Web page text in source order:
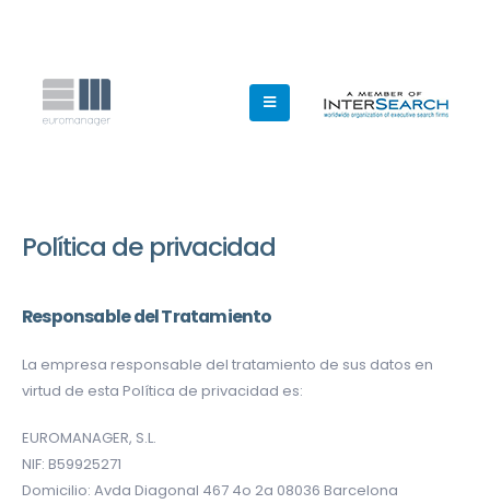
Política de privacidad
Responsable del Tratamiento
La empresa responsable del tratamiento de sus datos en
virtud de esta Política de privacidad es:
EUROMANAGER, S.L.
NIF: B59925271
Domicilio: Avda Diagonal 467 4o 2a 08036 Barcelona